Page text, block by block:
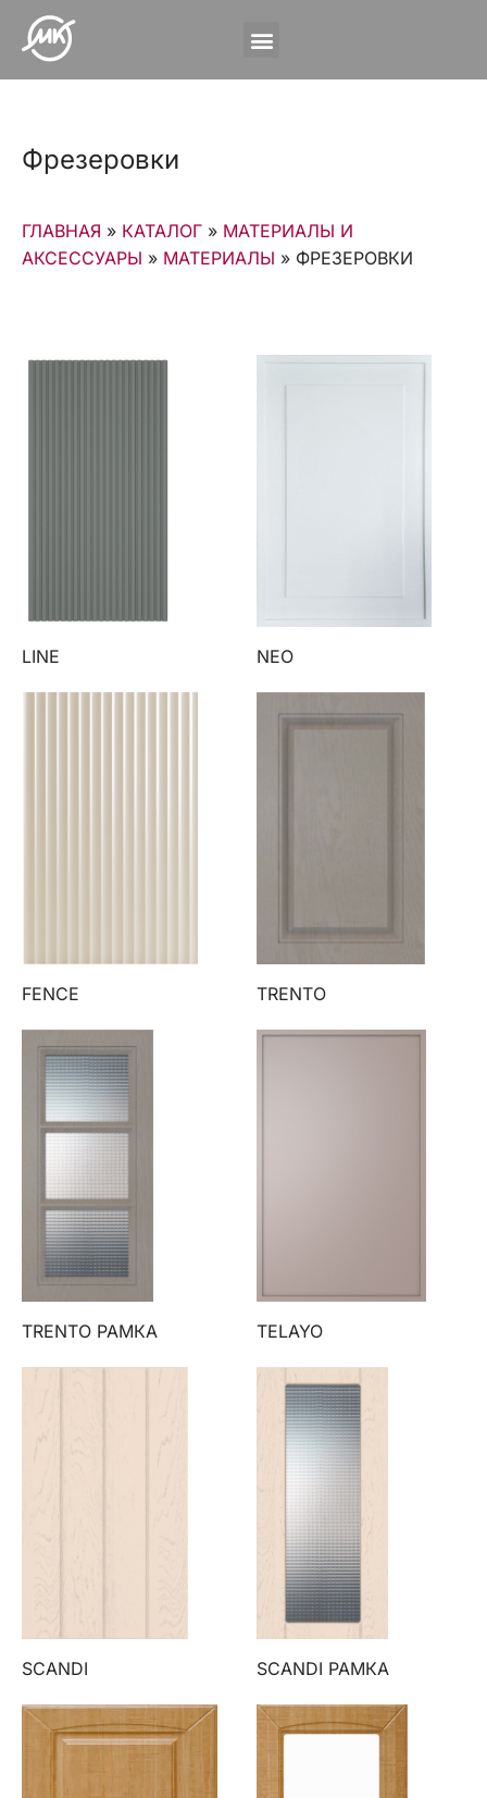
Фрезеровки
ГЛАВНАЯ » КАТАЛОГ » МАТЕРИАЛЫ И
АКСЕССУАРЫ » МАТЕРИАЛЫ » ФРЕЗЕРОВКИ
LINE NEO
FENCE TRENTO
TRENTO РАМКА TELAYO
SCANDI SCANDI РАМКА